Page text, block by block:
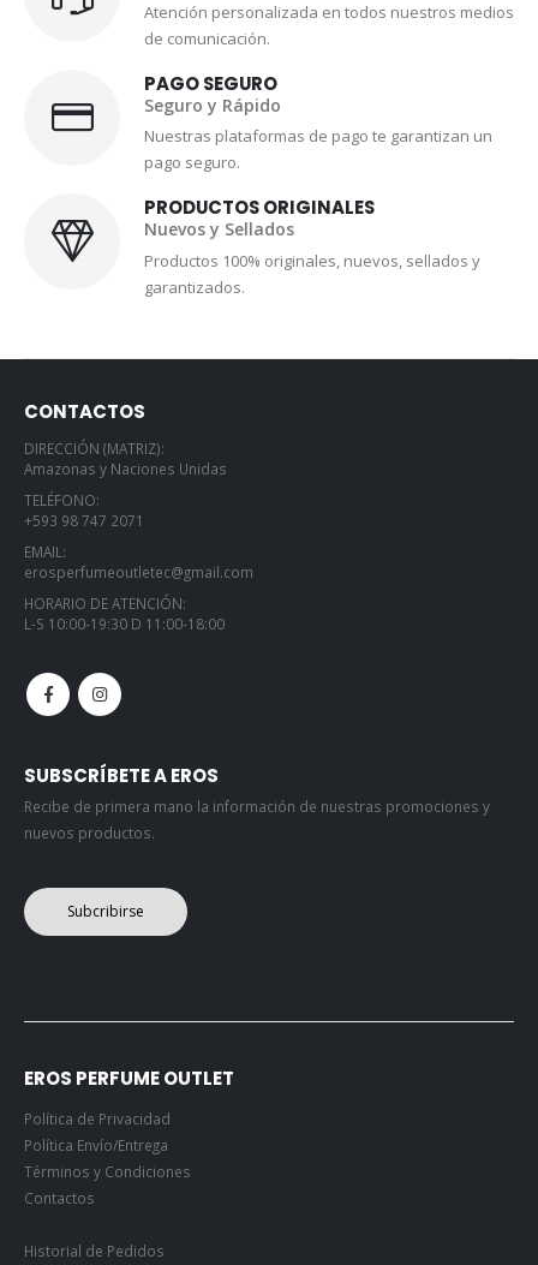
Atención personalizada en todos nuestros medios
de comunicación.
PAGO SEGURO
Seguro y Rápido
Nuestras plataformas de pago te garantizan un
pago seguro.
PRODUCTOS ORIGINALES
Nuevos y Sellados
Productos 100% originales, nuevos, sellados y
garantizados.
CONTACTOS
DIRECCIÓN (MATRIZ):
Amazonas y Naciones Unidas
TELÉFONO:
+593 98 747 2071
EMAIL:
erosperfumeoutletec@gmail.com
HORARIO DE ATENCIÓN:
L-S 10:00-19:30 D 11:00-18:00
SUBSCRÍBETE A EROS
Recibe de primera mano la información de nuestras promociones y
nuevos productos.
Subcribirse
EROS PERFUME OUTLET
Política de Privacidad
Política Envío/Entrega
Términos y Condiciones
Contactos
Historial de Pedidos